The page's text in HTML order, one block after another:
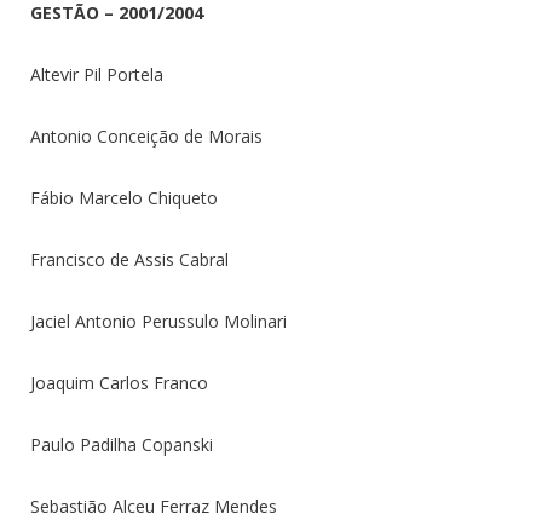
GESTÃO – 2001/2004
Altevir Pil Portela
Antonio Conceição de Morais
Fábio Marcelo Chiqueto
Francisco de Assis Cabral
Jaciel Antonio Perussulo Molinari
Joaquim Carlos Franco
Paulo Padilha Copanski
Sebastião Alceu Ferraz Mendes